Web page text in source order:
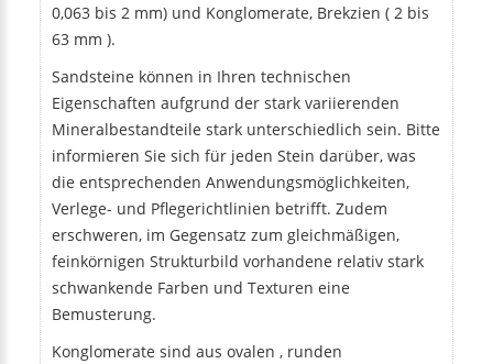
0,063 bis 2 mm) und Konglomerate, Brekzien ( 2 bis
63 mm ).
Sandsteine können in Ihren technischen
Eigenschaften aufgrund der stark variierenden
Mineralbestandteile stark unterschiedlich sein. Bitte
informieren Sie sich für jeden Stein darüber, was
die entsprechenden Anwendungsmöglichkeiten,
Verlege- und Pflegerichtlinien betrifft. Zudem
erschweren, im Gegensatz zum gleichmäßigen,
feinkörnigen Strukturbild vorhandene relativ stark
schwankende Farben und Texturen eine
Bemusterung.
Konglomerate sind aus ovalen , runden